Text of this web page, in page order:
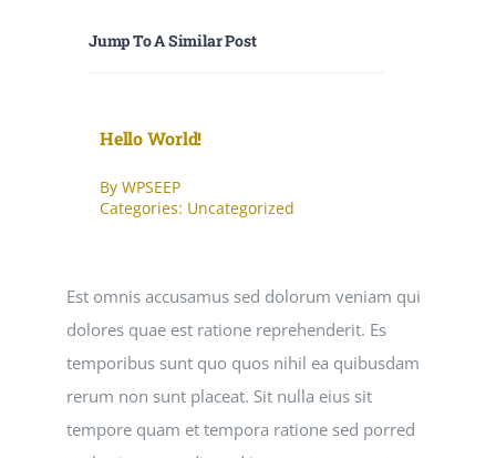
Jump To A Similar Post
Hello World!
By WPSEEP
Categories: Uncategorized
Est omnis accusamus sed dolorum veniam qui
dolores quae est ratione reprehenderit. Es
temporibus sunt quo quos nihil ea quibusdam
rerum non sunt placeat. Sit nulla eius sit
tempore quam et tempora ratione sed porred